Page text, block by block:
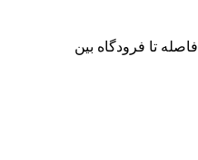
کیفیت و امکانات هتل و اسپای میهراکو سلیمانیه کردستان عراق MIHRAKO Hotel & Spa Sulaymaniyah فاصله تا فرودگاه بین